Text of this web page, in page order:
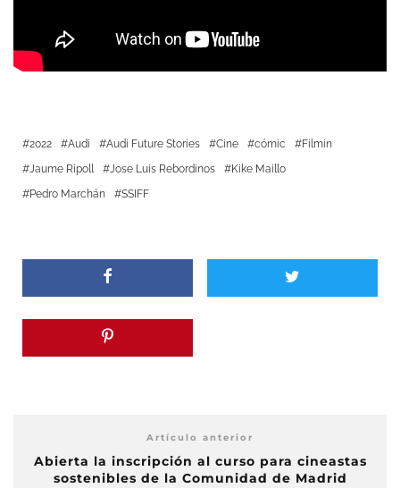
2022 Audi Audi Future Stories Cine cómic
Filmin
Jaume Ripoll
Jose Luis Rebordinos
Kike Maillo
Pedro Marchán
SSIFF
Artículo anterior
Abierta la inscripción al curso para cineastas
sostenibles de la Comunidad de Madrid